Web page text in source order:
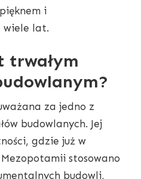
i
wiele lat.
trwałym
za jedno z
budowlanych. Jej
gdzie już w
stosowano
budowli,